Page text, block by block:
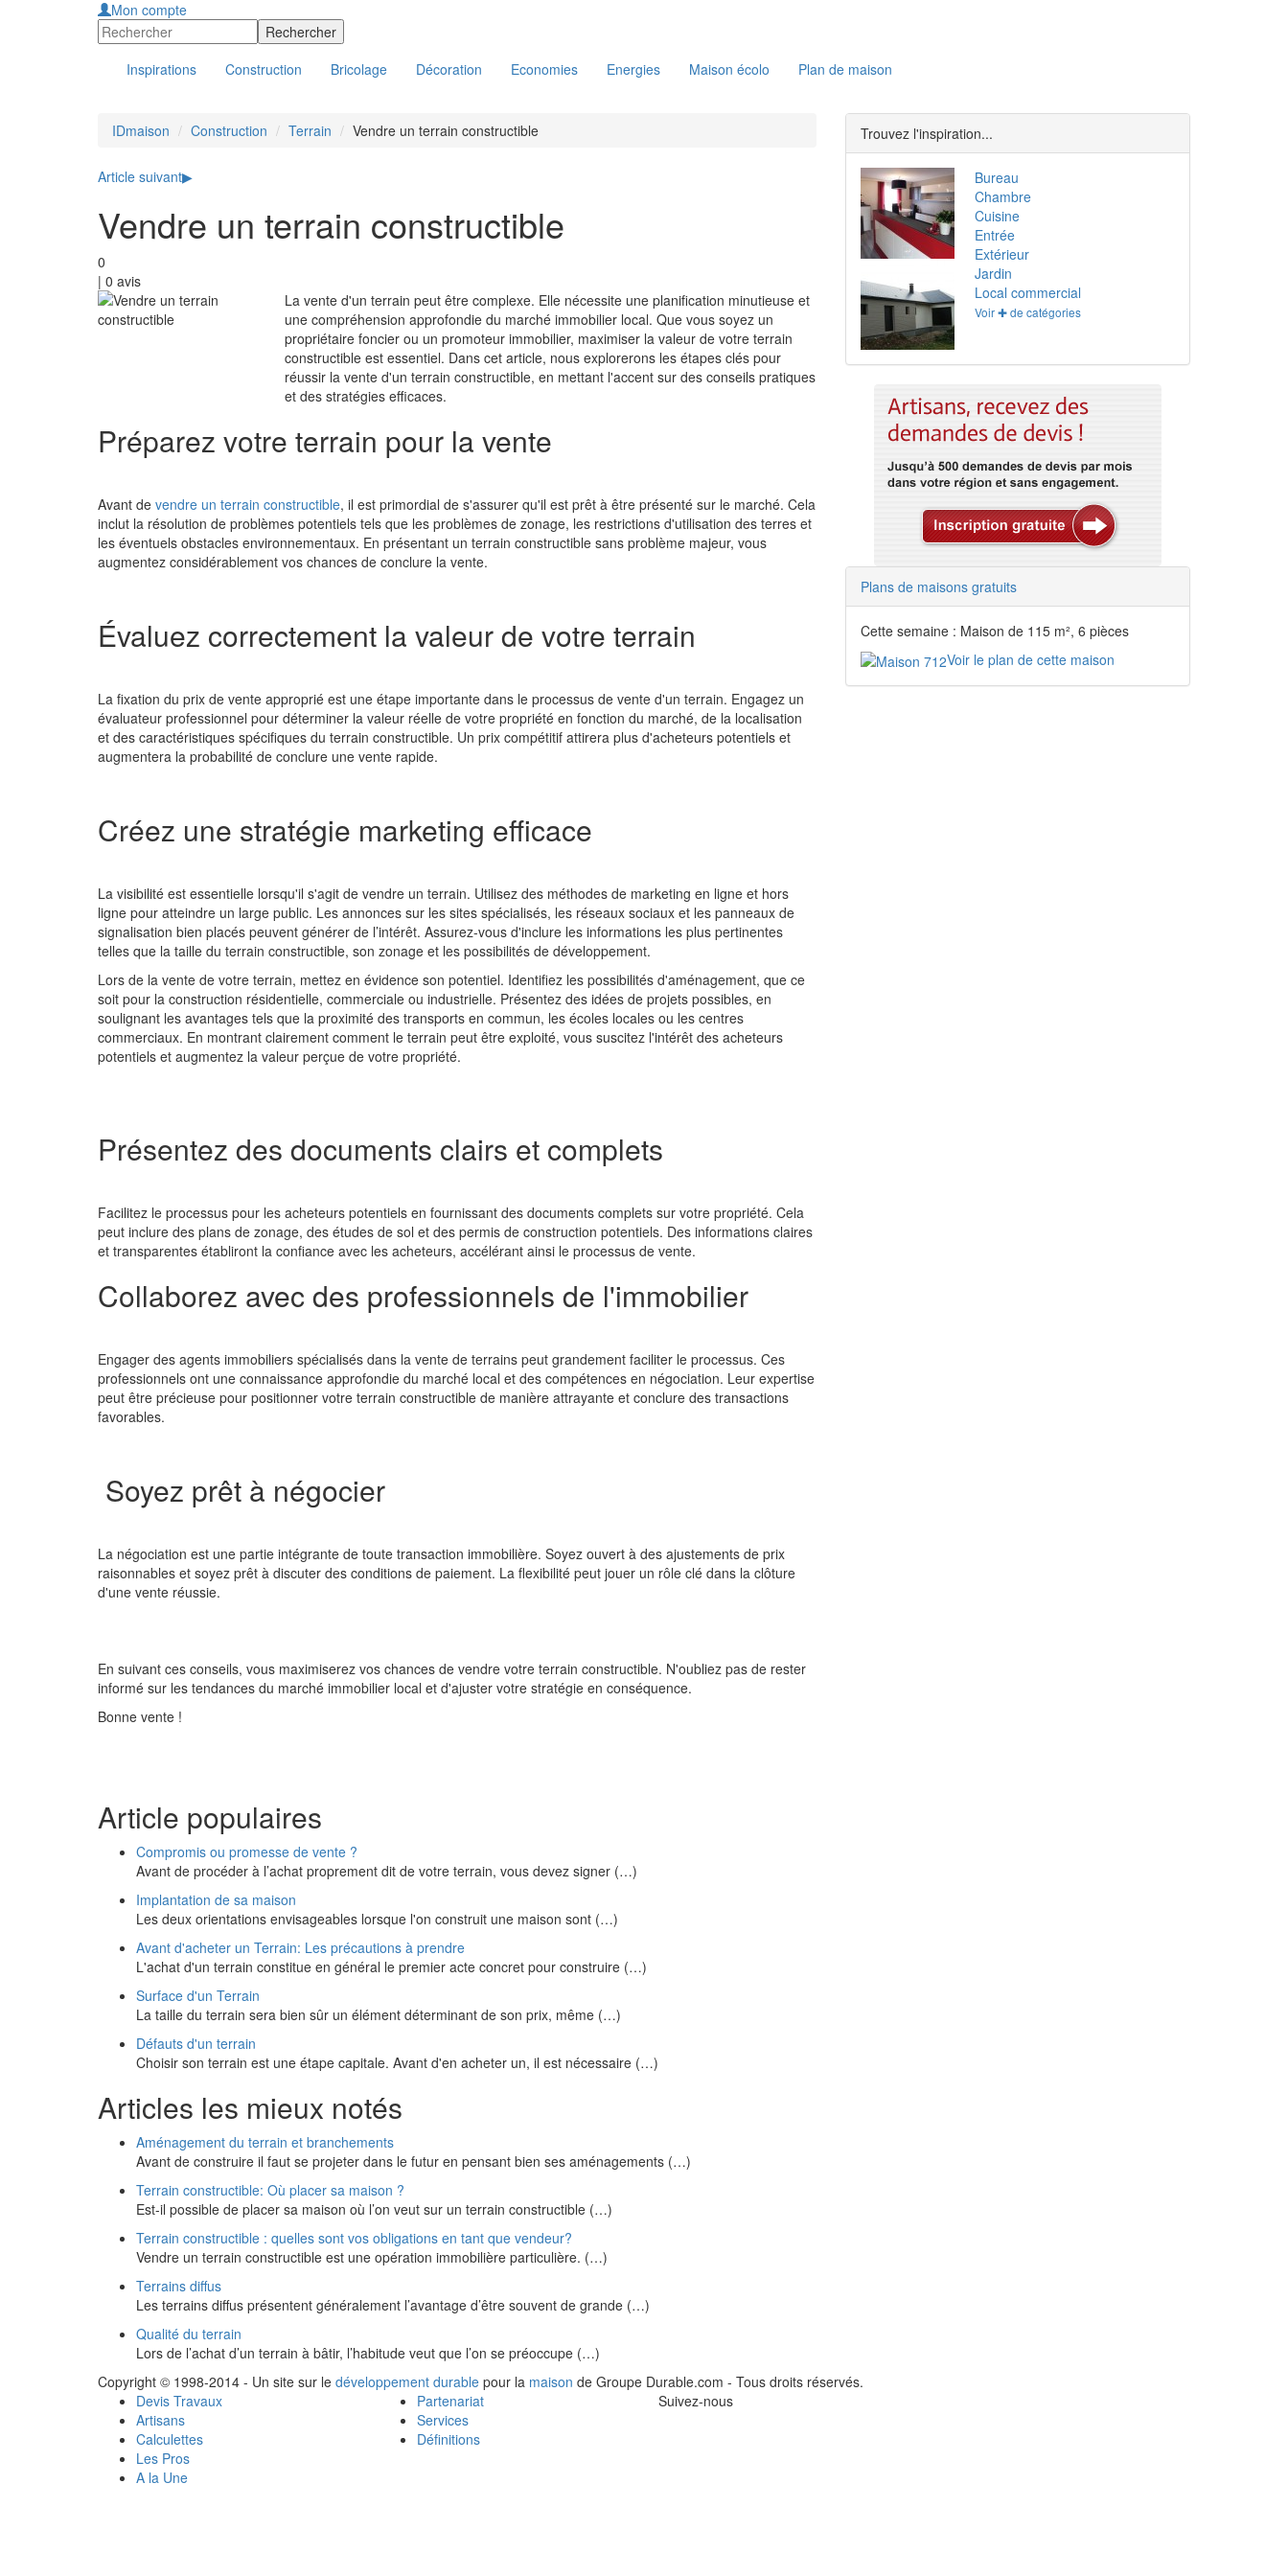
Mon compte
Inspirations Construction Bricolage Décoration Economies Energies Maison écolo Plan de maison
IDmaison Construction Terrain Vendre un terrain constructible
Article suivant▶
Vendre un terrain constructible
0
| 0 avis
La vente d'un terrain peut être complexe. Elle nécessite une planification minutieuse et
une compréhension approfondie du marché immobilier local. Que vous soyez un
propriétaire foncier ou un promoteur immobilier, maximiser la valeur de votre terrain
constructible est essentiel. Dans cet article, nous explorerons les étapes clés pour
réussir la vente d'un terrain constructible, en mettant l'accent sur des conseils pratiques
et des stratégies efficaces.
Préparez votre terrain pour la vente
Avant de vendre un terrain constructible, il est primordial de s'assurer qu'il est prêt à être présenté sur le marché. Cela
inclut la résolution de problèmes potentiels tels que les problèmes de zonage, les restrictions d'utilisation des terres et
les éventuels obstacles environnementaux. En présentant un terrain constructible sans problème majeur, vous
augmentez considérablement vos chances de conclure la vente.
Évaluez correctement la valeur de votre terrain
La fixation du prix de vente approprié est une étape importante dans le processus de vente d'un terrain. Engagez un
évaluateur professionnel pour déterminer la valeur réelle de votre propriété en fonction du marché, de la localisation
et des caractéristiques spécifiques du terrain constructible. Un prix compétitif attirera plus d'acheteurs potentiels et
augmentera la probabilité de conclure une vente rapide.
Créez une stratégie marketing efficace
La visibilité est essentielle lorsqu'il s'agit de vendre un terrain. Utilisez des méthodes de marketing en ligne et hors
ligne pour atteindre un large public. Les annonces sur les sites spécialisés, les réseaux sociaux et les panneaux de
signalisation bien placés peuvent générer de l’intérêt. Assurez-vous d'inclure les informations les plus pertinentes
telles que la taille du terrain constructible, son zonage et les possibilités de développement.
Lors de la vente de votre terrain, mettez en évidence son potentiel. Identifiez les possibilités d'aménagement, que ce
soit pour la construction résidentielle, commerciale ou industrielle. Présentez des idées de projets possibles, en
soulignant les avantages tels que la proximité des transports en commun, les écoles locales ou les centres
commerciaux. En montrant clairement comment le terrain peut être exploité, vous suscitez l'intérêt des acheteurs
potentiels et augmentez la valeur perçue de votre propriété.
Présentez des documents clairs et complets
Facilitez le processus pour les acheteurs potentiels en fournissant des documents complets sur votre propriété. Cela
peut inclure des plans de zonage, des études de sol et des permis de construction potentiels. Des informations claires
et transparentes établiront la confiance avec les acheteurs, accélérant ainsi le processus de vente.
Collaborez avec des professionnels de l'immobilier
Engager des agents immobiliers spécialisés dans la vente de terrains peut grandement faciliter le processus. Ces
professionnels ont une connaissance approfondie du marché local et des compétences en négociation. Leur expertise
peut être précieuse pour positionner votre terrain constructible de manière attrayante et conclure des transactions
favorables.
Soyez prêt à négocier
La négociation est une partie intégrante de toute transaction immobilière. Soyez ouvert à des ajustements de prix
raisonnables et soyez prêt à discuter des conditions de paiement. La flexibilité peut jouer un rôle clé dans la clôture
d'une vente réussie.
En suivant ces conseils, vous maximiserez vos chances de vendre votre terrain constructible. N'oubliez pas de rester
informé sur les tendances du marché immobilier local et d'ajuster votre stratégie en conséquence.
Bonne vente !
Article populaires
Compromis ou promesse de vente ?
Avant de procéder à l’achat proprement dit de votre terrain, vous devez signer (…)
Implantation de sa maison
Les deux orientations envisageables lorsque l'on construit une maison sont (…)
Avant d'acheter un Terrain: Les précautions à prendre
L'achat d'un terrain constitue en général le premier acte concret pour construire (…)
Surface d'un Terrain
La taille du terrain sera bien sûr un élément déterminant de son prix, même (…)
Défauts d'un terrain
Choisir son terrain est une étape capitale. Avant d'en acheter un, il est nécessaire (…)
Articles les mieux notés
Aménagement du terrain et branchements
Avant de construire il faut se projeter dans le futur en pensant bien ses aménagements (…)
Terrain constructible: Où placer sa maison ?
Est-il possible de placer sa maison où l’on veut sur un terrain constructible (…)
Terrain constructible : quelles sont vos obligations en tant que vendeur?
Vendre un terrain constructible est une opération immobilière particulière. (…)
Terrains diffus
Les terrains diffus présentent généralement l’avantage d’être souvent de grande (…)
Qualité du terrain
Lors de l’achat d’un terrain à bâtir, l’habitude veut que l’on se préoccupe (…)
Trouvez l'inspiration...
Bureau
Chambre
Cuisine
Entrée
Extérieur
Jardin
Local commercial
Voir ✚ de catégories
Plans de maisons gratuits
Cette semaine : Maison de 115 m², 6 pièces
Voir le plan de cette maison
Copyright © 1998-2014 - Un site sur le développement durable pour la maison de Groupe Durable.com - Tous droits réservés.
Devis Travaux
Artisans
Calculettes
Les Pros
A la Une
Partenariat
Services
Définitions
Suivez-nous